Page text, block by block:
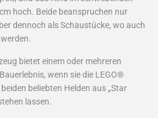
hoch. Beide beanspruchen nur
dennoch als Schaustücke, wo auch
bietet einem oder mehreren
wenn sie die LEGO®
beliebten Helden aus „Star
lassen.